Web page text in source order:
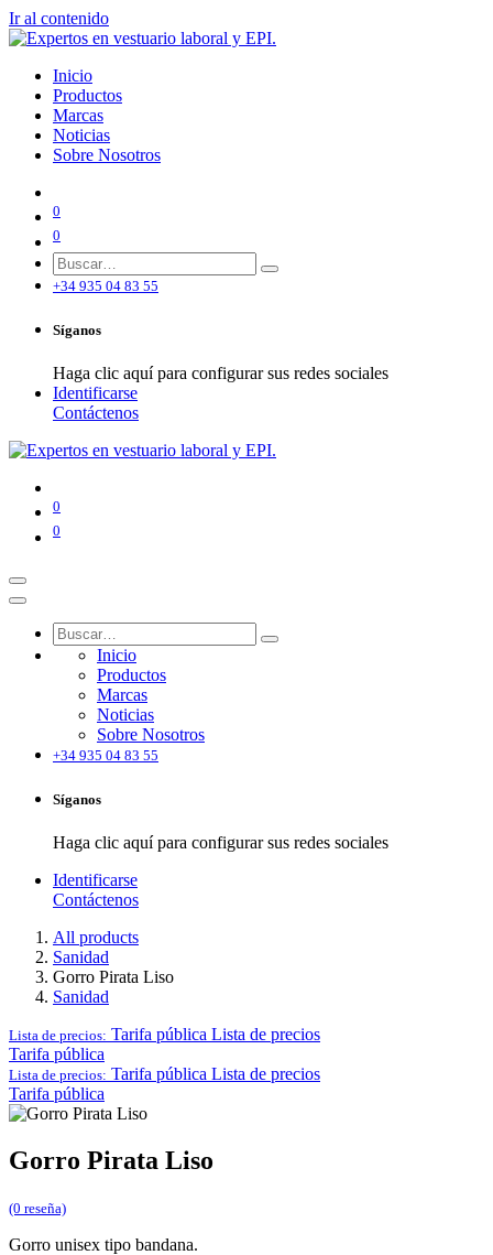
Ir al contenido
Inicio
Productos
Marcas
Noticias
Sobre Nosotros
0
0
+34 935 04 83 55
Síganos
Haga clic aquí para configurar sus redes sociales
Identificarse
Contáctenos
0
0
Inicio
Productos
Marcas
Noticias
Sobre Nosotros
+34 935 04 83 55
Síganos
Haga clic aquí para configurar sus redes sociales
Identificarse
Contáctenos
All products
Sanidad
Gorro Pirata Liso
Sanidad
Lista de precios: Tarifa pública Lista de precios
Tarifa pública
Lista de precios: Tarifa pública Lista de precios
Tarifa pública
Gorro Pirata Liso
(0 reseña)
Gorro unisex tipo bandana.